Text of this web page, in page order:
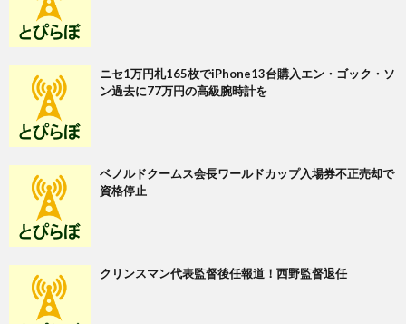
ニセ1万円札165枚でiPhone13台購入エン・ゴック・ソ
ン過去に77万円の高級腕時計を
ベノルドクームス会長ワールドカップ入場券不正売却で
資格停止
クリンスマン代表監督後任報道！西野監督退任